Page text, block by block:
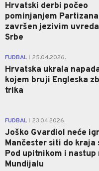
Hrvatski derbi počeo
pominjanjem
završen jezivim
Srbe
FUDBAL 25.04.2026.
Hrvatska ukrala
kojem bruji Engleska
trika
FUDBAL 23.04.2026.
Joško Gvardiol neće
Mančester siti do kraja
Pod upitnikom i nastup
Mundijalu